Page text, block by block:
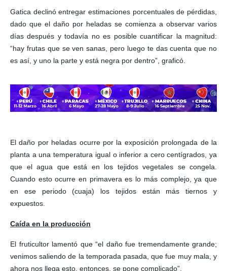
Gatica declinó entregar estimaciones porcentuales de pérdidas,
dado que el daño por heladas se comienza a observar varios
días después y todavía no es posible cuantificar la magnitud:
“hay frutas que se ven sanas, pero luego te das cuenta que no
es así, y uno la parte y está negra por dentro”, graficó.
El daño por heladas ocurre por la exposición prolongada de la
planta a una temperatura igual o inferior a cero centígrados, ya
que el agua que está en los tejidos vegetales se congela.
Cuando esto ocurre en primavera es lo más complejo, ya que
en ese periodo (cuaja) los tejidos están más tiernos y
expuestos.
Caída en la producción
El fruticultor lamentó que “el daño fue tremendamente grande;
venimos saliendo de la temporada pasada, que fue muy mala, y
ahora nos llega esto, entonces, se pone complicado”.